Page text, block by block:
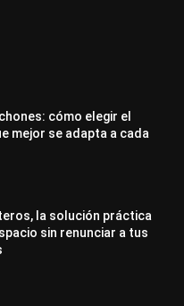
cómo elegir el
mejor se adapta a cada
la solución práctica
sin renunciar a tus